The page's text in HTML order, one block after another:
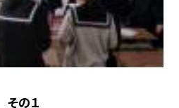
の１